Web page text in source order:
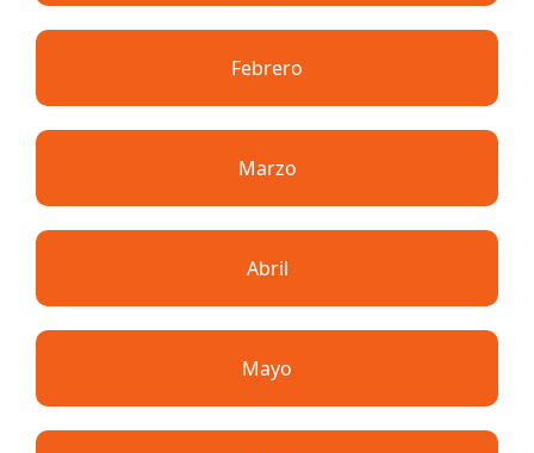
Febrero
Marzo
Abril
Mayo